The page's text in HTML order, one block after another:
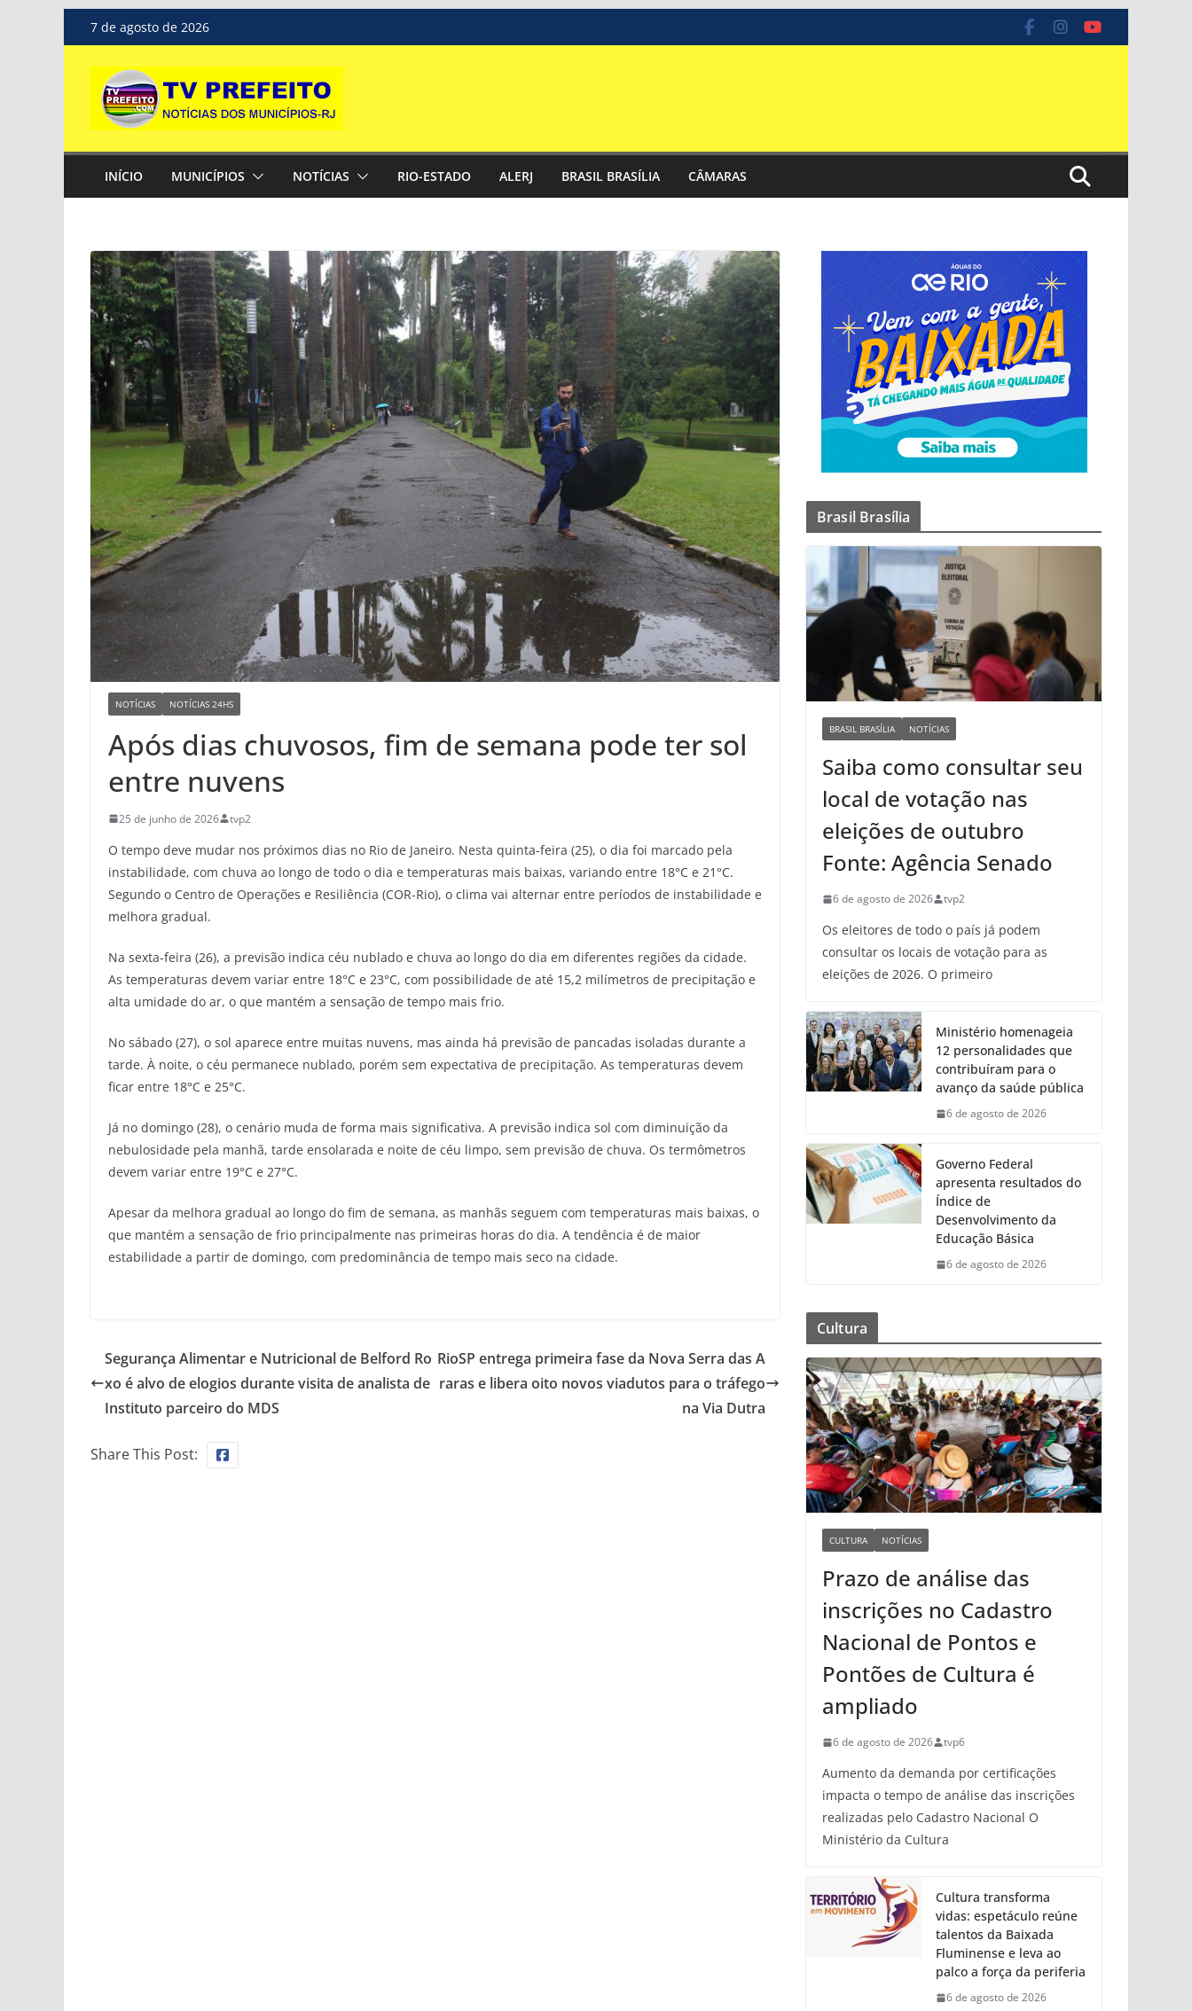
Pular
para
conteúdo
7 de agosto de 2026
INÍCIO MUNICÍPIOS NOTÍCIAS RIO-ESTADO ALERJ BRASIL BRASÍLIA CÂMARAS
NOTÍCIAS NOTÍCIAS 24HS
Após dias chuvosos, fim de semana pode ter sol
entre nuvens
25 de junho de 2026 tvp2
O tempo deve mudar nos próximos dias no Rio de Janeiro. Nesta quinta-feira (25), o dia foi marcado pela
instabilidade, com chuva ao longo de todo o dia e temperaturas mais baixas, variando entre 18°C e 21°C.
Segundo o Centro de Operações e Resiliência (COR-Rio), o clima vai alternar entre períodos de instabilidade e
melhora gradual.
Na sexta-feira (26), a previsão indica céu nublado e chuva ao longo do dia em diferentes regiões da cidade.
As temperaturas devem variar entre 18°C e 23°C, com possibilidade de até 15,2 milímetros de precipitação e
alta umidade do ar, o que mantém a sensação de tempo mais frio.
No sábado (27), o sol aparece entre muitas nuvens, mas ainda há previsão de pancadas isoladas durante a
tarde. À noite, o céu permanece nublado, porém sem expectativa de precipitação. As temperaturas devem
ficar entre 18°C e 25°C.
Já no domingo (28), o cenário muda de forma mais significativa. A previsão indica sol com diminuição da
nebulosidade pela manhã, tarde ensolarada e noite de céu limpo, sem previsão de chuva. Os termômetros
devem variar entre 19°C e 27°C.
Apesar da melhora gradual ao longo do fim de semana, as manhãs seguem com temperaturas mais baixas, o
que mantém a sensação de frio principalmente nas primeiras horas do dia. A tendência é de maior
estabilidade a partir de domingo, com predominância de tempo mais seco na cidade.
Segurança Alimentar e Nutricional de Belford Ro
xo é alvo de elogios durante visita de analista de
Instituto parceiro do MDS
RioSP entrega primeira fase da Nova Serra das A
raras e libera oito novos viadutos para o tráfego
na Via Dutra
Share This Post:
Brasil Brasília
BRASIL BRASÍLIA NOTÍCIAS
Saiba como consultar seu
local de votação nas
eleições de outubro
Fonte: Agência Senado
6 de agosto de 2026 tvp2
Os eleitores de todo o país já podem
consultar os locais de votação para as
eleições de 2026. O primeiro
Ministério homenageia
12 personalidades que
contribuíram para o
avanço da saúde pública
6 de agosto de 2026
Governo Federal
apresenta resultados do
Índice de
Desenvolvimento da
Educação Básica
6 de agosto de 2026
Cultura
CULTURA NOTÍCIAS
Prazo de análise das
inscrições no Cadastro
Nacional de Pontos e
Pontões de Cultura é
ampliado
6 de agosto de 2026 tvp6
Aumento da demanda por certificações
impacta o tempo de análise das inscrições
realizadas pelo Cadastro Nacional O
Ministério da Cultura
Cultura transforma
vidas: espetáculo reúne
talentos da Baixada
Fluminense e leva ao
palco a força da periferia
6 de agosto de 2026